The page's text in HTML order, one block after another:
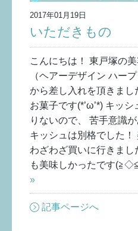
2017年01月19日
いただきもの
こんにちは！ 東戸塚の
（ヘアーデザイン ハー
から差し入れを頂きま
お菓子です(*’ω’*) キッ
りないので、 苦手意識
キッシュは別格でした
わざわざ買いに行きまし
も美味しかったです
»
記事ページへ